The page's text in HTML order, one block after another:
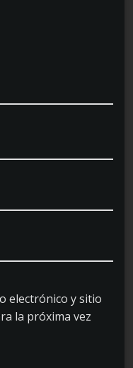
electrónico y sitio
la próxima vez